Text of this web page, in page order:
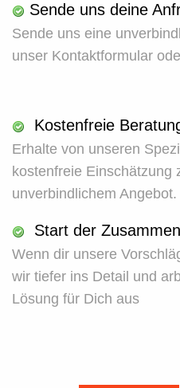
Sende uns deine
Sende uns eine
unser Kontaktformular
Kostenfreie
Erhalte von unseren
kostenfreie Einschätzung
unverbindlichem Angebot.
Start der
Wenn dir unsere
wir tiefer ins Detail und
Lösung für Dich aus